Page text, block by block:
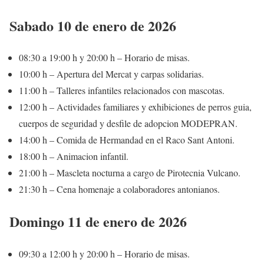
Sabado 10 de enero de 2026
08:30 a 19:00 h y 20:00 h – Horario de misas.
10:00 h – Apertura del Mercat y carpas solidarias.
11:00 h – Talleres infantiles relacionados con mascotas.
12:00 h – Actividades familiares y exhibiciones de perros guia,
cuerpos de seguridad y desfile de adopcion MODEPRAN.
14:00 h – Comida de Hermandad en el Raco Sant Antoni.
18:00 h – Animacion infantil.
21:00 h – Mascleta nocturna a cargo de Pirotecnia Vulcano.
21:30 h – Cena homenaje a colaboradores antonianos.
Domingo 11 de enero de 2026
09:30 a 12:00 h y 20:00 h – Horario de misas.